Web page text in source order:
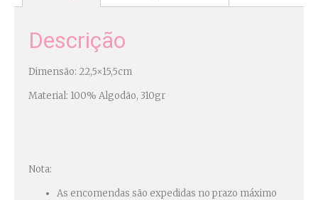
Descrição
Dimensão: 22,5×15,5cm
Material: 100% Algodão, 310gr
Nota:
As encomendas são expedidas no prazo máximo